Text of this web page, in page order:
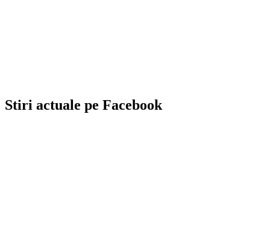
Stiri actuale pe Facebook